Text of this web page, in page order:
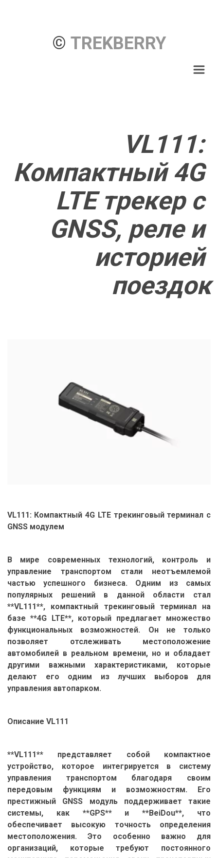
© TREKBERRY
VL111:
Компактный 4G
LTE трекер с
GNSS, реле и
историей
поездок
VL111: Компактный 4G LTE трекинговый терминал с
GNSS модулем
В мире современных технологий, контроль и
управление транспортом стали неотъемлемой
частью успешного бизнеса. Одним из самых
популярных решений в данной области стал
**VL111**, компактный трекинговый терминал на
базе **4G LTE**, который предлагает множество
функциональных возможностей. Он не только
позволяет отслеживать местоположение
автомобилей в реальном времени, но и обладает
другими важными характеристиками, которые
делают его одним из лучших выборов для
управления автопарком.
Описание VL111
**VL111** представляет собой компактное
устройство, которое интегрируется в систему
управления транспортом благодаря своим
передовым функциям и возможностям. Его
престижный GNSS модуль поддерживает такие
системы, как **GPS** и **BeiDou**, что
обеспечивает высокую точность определения
местоположения. Это особенно важно для
организаций, которые требуют постоянного